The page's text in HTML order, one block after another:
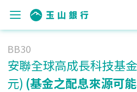
BB30
安聯全球高成長科技基
元) (基金之配息來源可